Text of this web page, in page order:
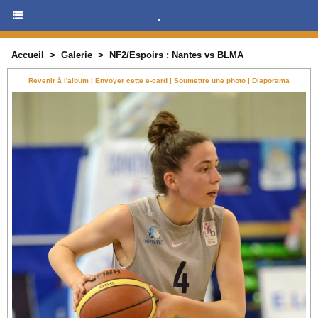
.
Accueil > Galerie > NF2/Espoirs : Nantes vs BLMA
Revenir à l'album | Envoyer cette e-card | Soumettre une photo | Diaporama